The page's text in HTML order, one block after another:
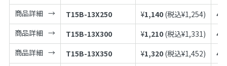
商品詳細
T15B-13X250 ¥1,140 (税込¥1,254)
商品詳細
T15B-13X300 ¥1,210 (税込¥1,331)
商品詳細
T15B-13X350 ¥1,320 (税込¥1,452)